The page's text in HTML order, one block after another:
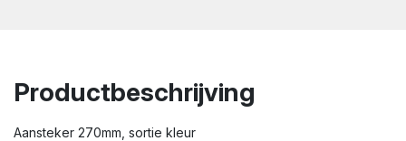
Productbeschrijving
Aansteker 270mm, sortie kleur